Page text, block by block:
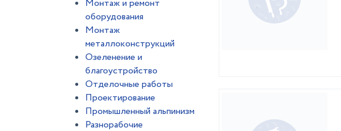
Монтаж и ремонт
оборудования
Монтаж
металлоконструкций
Озеленение и
благоустройство
Отделочные работы
Проектирование
Промышленный альпинизм
Разнорабочие